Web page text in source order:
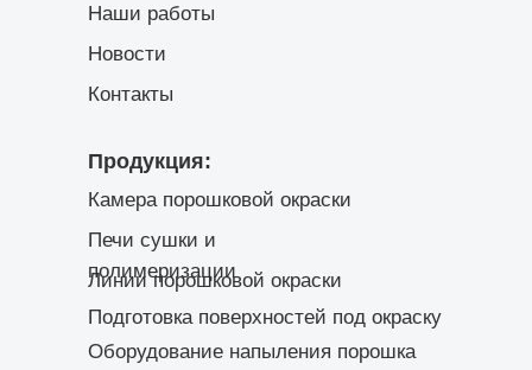
Продукция:
Наши работы
Контакты
Камера порошковой окраски
Печи сушки и
полимеризации
Линии порошковой окраски
Подготовка поверхностей под окраску
Оборудование напыления порошка
Новости